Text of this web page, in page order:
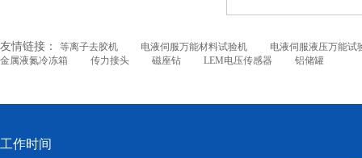
友情链接： 等离子去胶机 电液伺服万能材料试验机
电液伺服液压万能试
金属液氮冷冻箱
传力接头 磁座钻 LEM电压传感器 铝储罐
工作时间